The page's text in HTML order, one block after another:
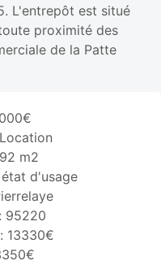
L'entrepôt est situé
proximité des
de la Patte
m2
d'usage
95220
13330€